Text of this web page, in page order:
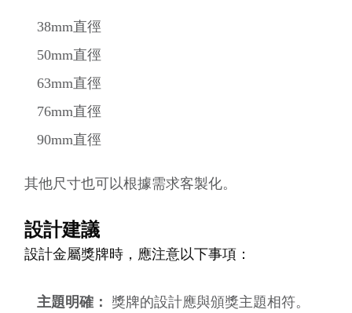
38mm直徑
50mm直徑
63mm直徑
76mm直徑
90mm直徑
其他尺寸也可以根據需求客製化。
設計建議
設計金屬獎牌時，應注意以下事項：
主題明確：
獎牌的設計應與頒獎主題相符。